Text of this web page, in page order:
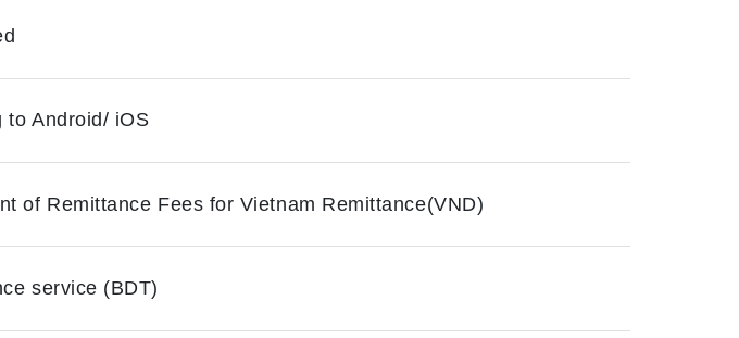
to Android/ iOS
of Remittance Fees for Vietnam Remittance(VND)
service (BDT)